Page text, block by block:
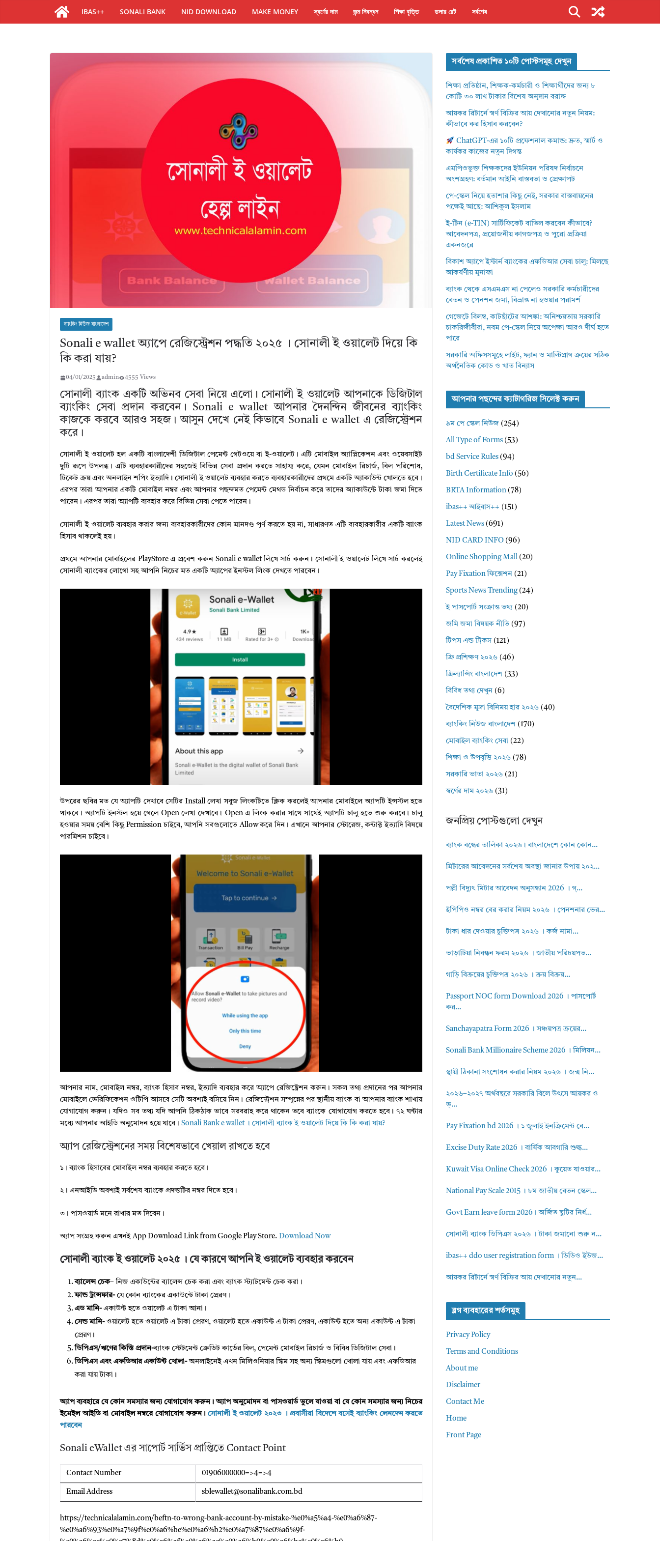
IBAS++ SONALI BANK NID DOWNLOAD MAKE MONEY স্বর্ণের দাম জন্ম নিবন্ধন শিক্ষা বৃত্তি ডলার রেট সর্বশেষ
ব্যাংকিং নিউজ বাংলাদেশ
Sonali e wallet অ্যাপে রেজিস্ট্রেশন পদ্ধতি ২০২৫ । সোনালী ই ওয়ালেট দিয়ে কি
কি করা যায়?
04/01/2025 admin 4555 Views
সোনালী ব্যাংক একটি অভিনব সেবা নিয়ে এলো। সোনালী ই ওয়ালেট আপনাকে ডিজিটাল
ব্যাংকিং সেবা প্রদান করবেন। Sonali e wallet আপনার দৈনন্দিন জীবনের ব্যাংকিং
কাজকে করবে আরও সহজ। আসুন দেখে নেই কিভাবে Sonali e wallet এ রেজিস্ট্রেশন
করে।
সোনালী ই ওয়ালেট হল একটি বাংলাদেশী ডিজিটাল পেমেন্ট গেটওয়ে বা ই-ওয়ালেট। এটি মোবাইল অ্যাপ্লিকেশন এবং ওয়েবসাইট
দুটি রূপে উপলব্ধ। এটি ব্যবহারকারীদের সহজেই বিভিন্ন সেবা প্রদান করতে সাহায্য করে, যেমন মোবাইল রিচার্জ, বিল পরিশোধ,
টিকেট ক্রয় এবং অনলাইন শপিং ইত্যাদি। সোনালী ই ওয়ালেট ব্যবহার করতে ব্যবহারকারীদের প্রথমে একটি অ্যাকাউন্ট খোলতে হবে।
এরপর তারা আপনার একটি মোবাইল নম্বর এবং আপনার পছন্দমত পেমেন্ট মেথড নির্বাচন করে তাদের অ্যাকাউন্টে টাকা জমা দিতে
পারেন। এরপর তারা অ্যাপটি ব্যবহার করে বিভিন্ন সেবা পেতে পারেন।
সোনালী ই ওয়ালেট ব্যবহার করার জন্য ব্যবহারকারীদের কোন মানদণ্ড পূর্ণ করতে হয় না, সাধারণত এটি ব্যবহারকারীর একটি ব্যাংক
হিসাব থাকলেই হয়।
প্রথমে আপনার মোবাইলের PlayStore এ প্রবেশ করুন Sonali e wallet লিখে সার্চ করুন। সোনালী ই ওয়ালেট লিখে সার্চ করলেই
সোনালী ব্যাংকের লোগো সহ আপনি নিচের মত একটি অ্যাপের ইনস্টল লিংক দেখতে পারবেন।
উপরের ছবির মত যে অ্যাপটি দেখাবে সেটির Install লেখা সবুজ লিংকটিতে ক্লিক করলেই আপনার মোবাইলে অ্যাপটি ইন্সস্টল হতে
থাকবে। অ্যাপটি ইনস্টল হয়ে গেলে Open লেখা দেখাবে। Open এ লিংক করার সাথে সাথেই অ্যাপটি চালু হতে শুরু করবে। চালু
হওয়ার সময় বেশি কিছু Permission চাইবে, আপনি সবগুলোতে Allow করে দিন। এখানে আপনার স্টোরেজ, কন্টাক্ট ইত্যাদি বিষয়ে
পারমিশন চাইবে।
আপনার নাম, মোবাইল নম্বর, ব্যাংক হিসাব নম্বর, ইত্যাদি ব্যবহার করে অ্যাপে রেজিষ্ট্রেশন করুন। সকল তথ্য প্রদানের পর আপনার
মোবাইলে ভেরিফিকেশন ওটিপি আসবে সেটি অবশ্যই বসিয়ে নিন। রেজিস্ট্রেশন সম্পূন্নের পর স্থানীয় ব্যাংক বা আপনার ব্যাংক শাখায়
যোগাযোগ করুন। যদিও সব তথ্য যদি আপনি ঠিকঠাক ভাবে সরবরাহ করে থাকেন তবে ব্যাংকে যোগাযোগ করতে হবে। ৭২ ঘন্টার
মধ্যে আপনার আইডি অনুমোদন হয়ে যাবে। Sonali Bank e wallet । সোনালী ব্যাংক ই ওয়ালেট দিয়ে কি কি করা যায়?
অ্যাপ রেজিস্ট্রেশনের সময় বিশেষভাবে খেয়াল রাখতে হবে
১। ব্যাংক হিসাবের মোবাইল নম্বর ব্যবহার করতে হবে।
২। এনআইডি অবশ্যই সর্বশেষ ব্যাংকে প্রদত্তটির নম্বর দিতে হবে।
৩। পাসওয়ার্ড মনে রাখার মত দিবেন।
অ্যাপ সংগ্রহ করুন এখনই App Download Link from Google Play Store. Download Now
সোনালী ব্যাংক ই ওয়ালেট ২০২৫ । যে কারণে আপনি ই ওয়ালেট ব্যবহার করবেন
ব্যালেন্স চেক– নিজ একাউন্টের ব্যালেন্স চেক করা এবং ব্যাংক স্ট্যাটমেন্ট চেক করা।
ফান্ড ট্রান্সফার-যে কোন ব্যাংকের একাউন্টে টাকা প্রেরণ।
এড মানি-একাউন্ট হতে ওয়ালেট এ টাকা আনা।
সেন্ড মানি-ওয়ালেট হতে ওয়ালেট এ টাকা প্রেরণ, ওয়ালেট হতে একাউন্ট এ টাকা প্রেরণ, একাউন্ট হতে অন্য একাউন্ট এ টাকা
প্রেরণ।
ডিপিএস/ঋণের কিস্তি প্রদান-ব্যাংক স্টেটমেন্ট ক্রেডিট কার্ডের বিল, পেমেন্ট মােবাইল রিচার্জ ও বিবিধ ডিজিটাল সেবা।
ডিপিএস এবং এফডিআর একাউন্ট খোলা-অনলাইনেই এখন মিলিওনিয়ার স্কিম সহ অন্য স্কিমগুলো খোলা যায় এবং এফডিআর
করা যায় টাকা।
অ্যাপ ব্যবহারে যে কোন সমস্যার জন্য যোগাযোগ করুন। অ্যাপ অনুমোদন বা পাসওয়ার্ড ভুলে যাওয়া বা যে কোন সমস্যার জন্য নিচের
ইমেইল আইডি বা মোবাইল নম্বরে যোগাযোগ করুন।
সোনালী ই ওয়ালেট ২০২৩ । প্রবাসীরা বিদেশে বসেই ব্যাংকিং লেনদেন করতে
পারবেন
Sonali eWallet এর সাপোর্ট সার্ভিস প্রাপ্তিতে Contact Point
Contact Number 01906000000=>4=>4
Email Address sblewallet@sonalibank.com.bd
https://technicalalamin.com/beftn-to-wrong-bank-account-by-mistake-%e0%a5%a4-%e0%a6%87-
%e0%a6%93%e0%a7%9f%e0%a6%be%e0%a6%b2%e0%a7%87%e0%a6%9f-
সর্বশেষ প্রকাশিত ১০টি পোস্টসমূহ দেখুন
শিক্ষা প্রতিষ্ঠান, শিক্ষক-কর্মচারী ও শিক্ষার্থীদের জন্য ৮
কোটি ৩০ লাখ টাকার বিশেষ অনুদান বরাদ্দ
আয়কর রিটার্নে স্বর্ণ বিক্রির আয় দেখানোর নতুন নিয়ম:
কীভাবে কর হিসাব করবেন?
ChatGPT-এর ১০টি প্রফেশনাল কমান্ড: দ্রুত, স্মার্ট ও
কার্যকর কাজের নতুন দিগন্ত
এমপিওভুক্ত শিক্ষকদের ইউনিয়ন পরিষদ নির্বাচনে
অংশগ্রহণ: বর্তমান আইনি বাস্তবতা ও প্রেক্ষাপট
পে-স্কেল নিয়ে হতাশার কিছু নেই, সরকার বাস্তবায়নের
পক্ষেই আছে: আশিকুল ইসলাম
ই-টিন (e-TIN) সার্টিফিকেট বাতিল করবেন কীভাবে?
আবেদনপত্র, প্রয়োজনীয় কাগজপত্র ও পুরো প্রক্রিয়া
একনজরে
বিকাশ অ্যাপে ইস্টার্ন ব্যাংকের এফডিআর সেবা চালু: মিলছে
আকর্ষণীয় মুনাফা
ব্যাংক থেকে এসএমএস না পেলেও সরকারি কর্মচারীদের
বেতন ও পেনশন জমা, বিভ্রান্ত না হওয়ার পরামর্শ
গেজেটে বিলম্ব, কাটছাঁটের আশঙ্কা: অনিশ্চয়তায় সরকারি
চাকরিজীবীরা, নবম পে-স্কেল নিয়ে অপেক্ষা আরও দীর্ঘ হতে
পারে
সরকারি অফিসসমূহে লাইট, ফ্যান ও মাল্টিপ্লাগ ক্রয়ের সঠিক
অর্থনৈতিক কোড ও খাত বিন্যাস
আপনার পছন্দের ক্যাটাগরিজ সিলেক্ট করুন
৯ম পে স্কেল নিউজ (254)
All Type of Forms (53)
bd Service Rules (94)
Birth Certificate Info (56)
BRTA Information (78)
ibas++ আইবাস++ (151)
Latest News (691)
NID CARD INFO (96)
Online Shopping Mall (20)
Pay Fixation ফিক্সেশন (21)
Sports News Trending(24)
ই পাসপোর্ট সংক্রান্ত তথ্য (20)
জমি জমা বিষয়ক নীতি (97)
টিপস এন্ড ট্রিকস (121)
ফ্রি প্রশিক্ষণ ২০২৬ (46)
ফ্রিল্যান্সিং বাংলাদেশ (33)
বিবিধ তথ্য দেখুন (6)
বৈদেশিক মুদ্রা বিনিময় হার ২০২৬ (40)
ব্যাংকিং নিউজ বাংলাদেশ (170)
মোবাইল ব্যাংকিং সেবা (22)
শিক্ষা ও উপবৃত্তি ২০২৬ (78)
সরকারি ভাতা ২০২৬ (21)
স্বর্ণের দাম ২০২৬ (31)
জনপ্রিয় পোস্টগুলো দেখুন
ব্যাংক বন্ধের তালিকা ২০২৬। বাংলাদেশে কোন কোন...
মিটারের আবেদনের সর্বশেষ অবস্থা জানার উপায় ২০২...
পল্লী বিদ্যুৎ মিটার আবেদন অনুসন্ধান 2026 । গ্...
ইপিপিও নম্বর বের করার নিয়ম ২০২৬ । পেনশনার ভের...
টাকা ধার দেওয়ার চুক্তিপত্র ২০২৬ । কর্জ নামা...
ভাড়াটিয়া নিবন্ধন ফরম ২০২৬ । জাতীয় পরিচয়পত...
গাড়ি বিক্রয়ের চুক্তিপত্র ২০২৬ । ক্রয় বিক্রয়...
Passport NOC form Download 2026 । পাসপোর্ট
কর...
Sanchayapatra Form 2026 । সঞ্চয়পত্র ক্রয়ের...
Sonali Bank Millionaire Scheme 2026 । মিলিয়ন...
স্থায়ী ঠিকানা সংশোধন করার নিয়ম ২০২৬ । জন্ম নি...
২০২৬–২০২৭ অর্থবছরে সরকারি বিলে উৎসে আয়কর ও
ভ্...
Pay Fixation bd 2026 । ১ জুলাই ইনক্রিমেন্ট বে...
Excise Duty Rate 2026 । বার্ষিক আবগারি শুল্ক...
Kuwait Visa Online Check 2026 । কুয়েত যাওয়ার...
National Pay Scale 2015 । ৮ম জাতীয় বেতন স্কেল...
Govt Earn leave form 2026। অর্জিত ছুটির নির্ধ...
সোনালী ব্যাংক ডিপিএস ২০২৬ । টাকা জমানো শুরু ন...
ibas++ ddo user registration form । ডিডিও ইউজ...
আয়কর রিটার্নে স্বর্ণ বিক্রির আয় দেখানোর নতুন...
ব্লগ ব্যবহারের শর্তসমুহ
Privacy Policy
Terms and Conditions
About me
Disclaimer
Contact Me
Home
Front Page